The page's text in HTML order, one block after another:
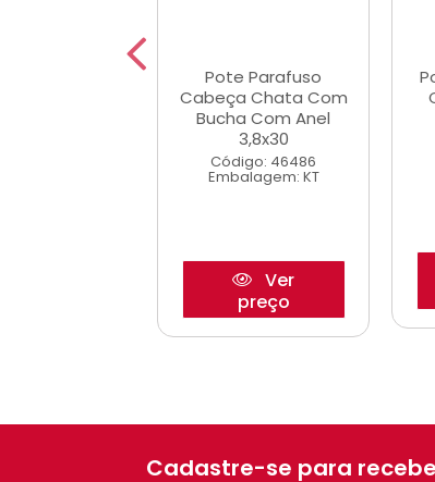
Pote Parafuso
Cabeça Chata Com
Bucha Com Anel
3,8x30
Código: 46486
Embalagem: KT
Ver
preço
Cadastre-se para